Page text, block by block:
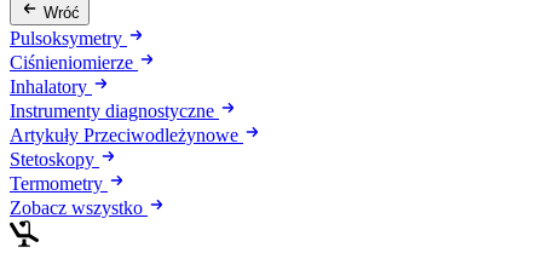
Wróć
Pulsoksymetry
Ciśnieniomierze
Inhalatory
Instrumenty diagnostyczne
Artykuły Przeciwodleżynowe
Stetoskopy
Termometry
Zobacz wszystko